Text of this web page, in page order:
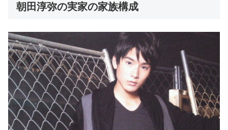
朝田淳弥の実家の家族構成